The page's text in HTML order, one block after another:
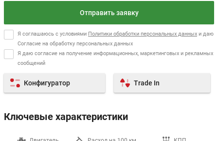
Отправить заявку
Я соглашаюсь с условиями Политики обработки персональных данных и даю
Согласие на обработку персональных данных
Я даю согласие на получение информационных, маркетинговых и рекламных
сообщений
Конфигуратор Trade In
Ключевые характеристики